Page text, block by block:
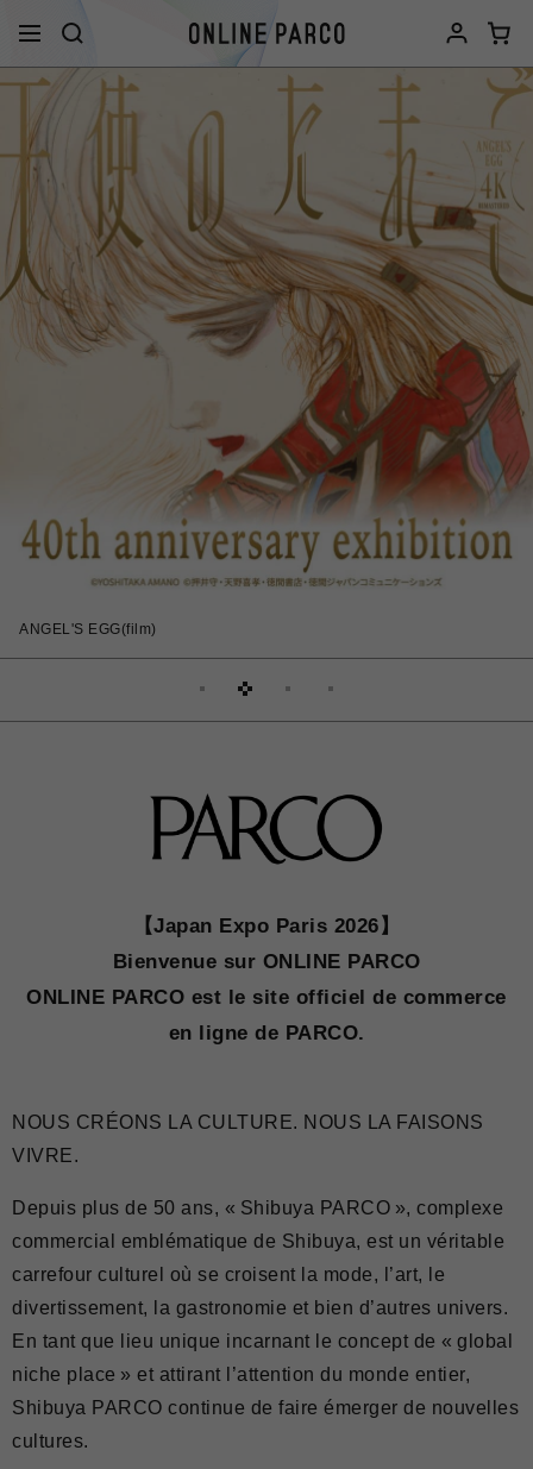
【Japan Expo Paris 2026】
Bienvenue sur ONLINE PARCO
ONLINE PARCO est le site officiel de commerce
en ligne de PARCO.
NOUS CRÉONS LA CULTURE. NOUS LA FAISONS
VIVRE.
Depuis plus de 50 ans, « Shibuya PARCO », complexe
commercial emblématique de Shibuya, est un véritable
carrefour culturel où se croisent la mode, l’art, le
divertissement, la gastronomie et bien d’autres univers.
En tant que lieu unique incarnant le concept de « global
niche place » et attirant l’attention du monde entier,
Shibuya PARCO continue de faire émerger de nouvelles
cultures.